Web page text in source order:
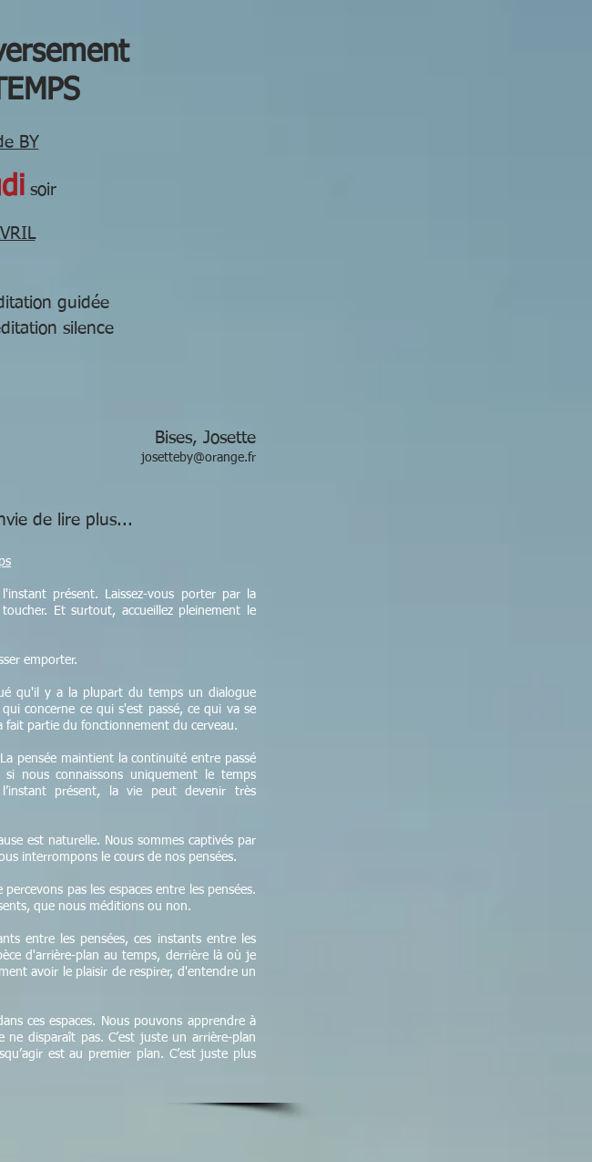
BY
soir
guidée
silence
Bises, Josette
josetteby@orange.fr
de lire plus...
présent. Laissez-vous porter par la
Et surtout, accueillez pleinement le
emporter.
qu'il y a la plupart du temps un dialogue
concerne ce qui s'est passé, ce qui va se
fait partie du fonctionnement du cerveau.
pensée maintient la continuité entre passé
nous connaissons uniquement le temps
présent, la vie peut devenir très
est naturelle. Nous sommes captivés par
interrompons le cours de nos pensées.
pas les espaces entre les pensées.
que nous méditions ou non.
entre les pensées, ces instants entre les
d'arrière-plan au temps, derrière là où je
avoir le plaisir de respirer, d'entendre un
ces espaces. Nous pouvons apprendre à
ne disparaît pas. C’est juste un arrière-plan
est au premier plan. C’est juste plus